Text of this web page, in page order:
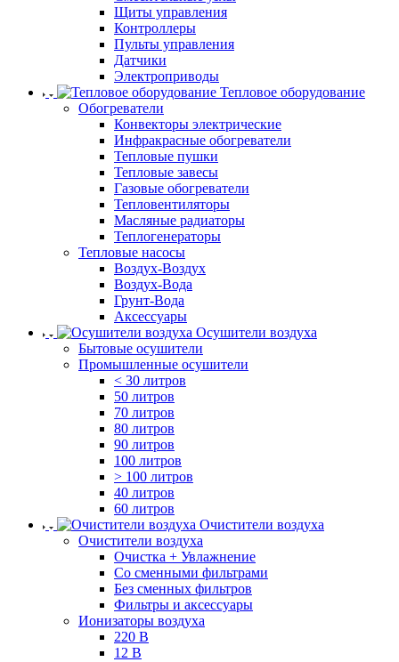
Щиты управления
Контроллеры
Пульты управления
Датчики
Электроприводы
Тепловое оборудование
Обогреватели
Конвекторы электрические
Инфракрасные обогреватели
Тепловые пушки
Тепловые завесы
Газовые обогреватели
Тепловентиляторы
Масляные радиаторы
Теплогенераторы
Тепловые насосы
Воздух-Воздух
Воздух-Вода
Грунт-Вода
Аксессуары
Осушители воздуха
Бытовые осушители
Промышленные осушители
< 30 литров
50 литров
70 литров
80 литров
90 литров
100 литров
> 100 литров
40 литров
60 литров
Очистители воздуха
Очистители воздуха
Очистка + Увлажнение
Cо сменными фильтрами
Без сменных фильтров
Фильтры и аксессуары
Ионизаторы воздуха
220 В
12 В